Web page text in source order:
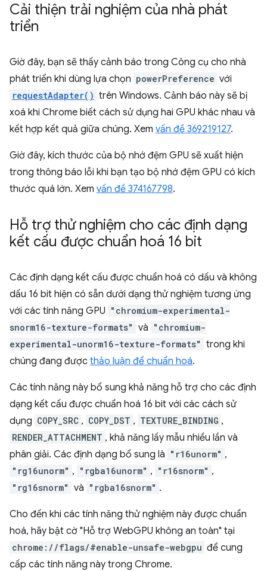
Cải thiện trải nghiệm của nhà phát
triển
Giờ đây, bạn sẽ thấy cảnh báo trong Công cụ cho nhà
phát triển khi dùng lựa chọn powerPreference với
requestAdapter() trên Windows. Cảnh báo này sẽ bị
xoá khi Chrome biết cách sử dụng hai GPU khác nhau và
kết hợp kết quả giữa chúng. Xem vấn đề 369219127.
Giờ đây, kích thước của bộ nhớ đệm GPU sẽ xuất hiện
trong thông báo lỗi khi bạn tạo bộ nhớ đệm GPU có kích
thước quá lớn. Xem vấn đề 374167798.
Hỗ trợ thử nghiệm cho các định dạng
kết cấu được chuẩn hoá 16 bit
Các định dạng kết cấu được chuẩn hoá có dấu và không
dấu 16 bit hiện có sẵn dưới dạng thử nghiệm tương ứng
với các tính năng GPU "chromium-experimental-
snorm16-texture-formats" và "chromium-
experimental-unorm16-texture-formats" trong khi
chúng đang được thảo luận để chuẩn hoá.
Các tính năng này bổ sung khả năng hỗ trợ cho các định
dạng kết cấu được chuẩn hoá 16 bit với các cách sử
dụng COPY_SRC , COPY_DST , TEXTURE_BINDING ,
RENDER_ATTACHMENT , khả năng lấy mẫu nhiều lần và
phân giải. Các định dạng bổ sung là "r16unorm" ,
"rg16unorm" , "rgba16unorm" , "r16snorm" ,
"rg16snorm" và "rgba16snorm" .
Cho đến khi các tính năng thử nghiệm này được chuẩn
hoá, hãy bật cờ "Hỗ trợ WebGPU không an toàn" tại
chrome://flags/#enable-unsafe-webgpu để cung
cấp các tính năng này trong Chrome.